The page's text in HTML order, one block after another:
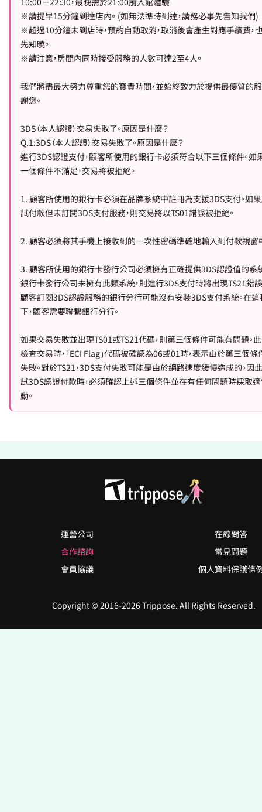
※請提早15分鐘到達店內。 (如無法準時到達，請務必事先告知我們)
※超過10分鐘未到店時，預約自動取消，取消後會產生對應手續費，
先知曉。
※請注意，房間內同時接受服務的人數可達2至4人。
我們將盡最大努力尊重您的寶貴時間，並始終致力於提供最優質的服
謝您。
3DS（本人認證）交易失敗了。原因是什麼？
Q.1:3DS（本人認證）交易失敗了。原因是什麼？
進行3DS認證支付，顧客所使用的銀行卡必須符合以下三個條件。如
一個條件不滿足，交易將被拒絕。
1. 顧客所使用的銀行卡必須在品牌系統中註冊為支援3DS支付。如
試付款但未訂閱3DS支付服務，則交易將以TS01錯誤被拒絕。
2. 顧客必須將其手機上接收到的一次性密碼準確地輸入到付款視窗
3. 顧客所使用的銀行卡發行公司必須擁有正確提供3DS認證值的系
銀行卡發行公司未擁有此類系統，則進行3DS支付時將出現TS21錯誤
顧客訂閱3DS認證服務的銀行分行可能沒有安裝3DS支付系統。在
下，顧客需要聯繫銀行分行。
如果交易失敗並出現TS01或TS21代碼，則第三個條件可能有問題。此
檢查交易時，「ECI Flag」代碼被確認為06或01時，表示由於第三個條
失敗。對於TS21，3DS支付失敗可能是由於網路速度緩慢造成的。因
試3DS認證付款時，必須確認上述三個條件並在有任何問題時採取
動。
運營公司
合作諮詢
會員協議
在線問答
常見問題
個人資料保護條
Copyright © 2016-2026 Trippose. All Rights Reserved.